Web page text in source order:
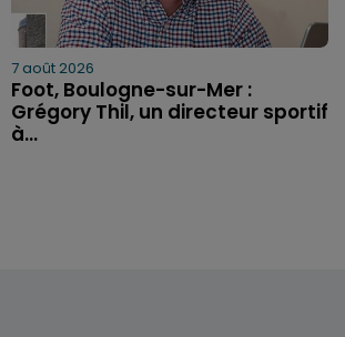
7 août 2026
Foot, Boulogne-sur-Mer :
Grégory Thil, un directeur sportif
à...